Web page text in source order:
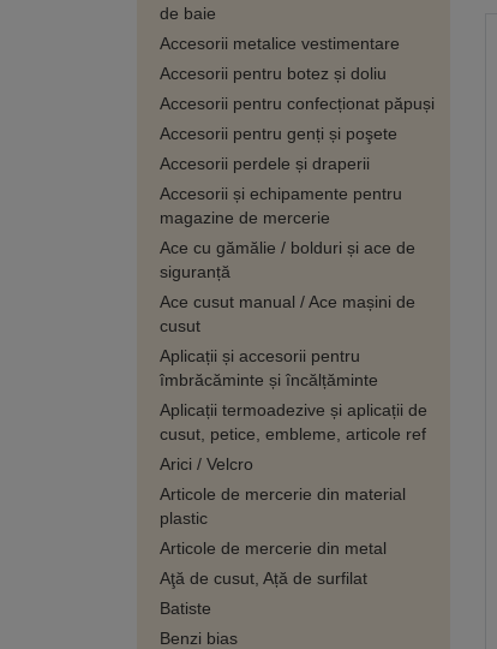
de baie
Accesorii metalice vestimentare
Accesorii pentru botez și doliu
Accesorii pentru confecționat păpuși
Accesorii pentru genți și poşete
Accesorii perdele și draperii
Accesorii și echipamente pentru
magazine de mercerie
Ace cu gămălie / bolduri și ace de
siguranță
Ace cusut manual / Ace mașini de
cusut
Aplicații și accesorii pentru
îmbrăcăminte și încălțăminte
Aplicații termoadezive și aplicații de
cusut, petice, embleme, articole ref
Arici / Velcro
Articole de mercerie din material
plastic
Articole de mercerie din metal
Aţă de cusut, Ață de surfilat
Batiste
Benzi bias